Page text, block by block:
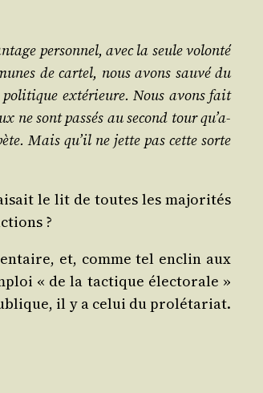
per­son­nel, avec la seule volon­té
de car­tel, nous avons sau­vé du
exté­rieure. Nous avons fait
ne sont pas­sés au second tour qu’a­
Mais qu’il ne jette pas cette sorte
le lit de toutes les majo­ri­tés
?
et, comme tel enclin aux
« de la tac­tique élec­to­rale »
il y a celui du pro­lé­ta­riat.